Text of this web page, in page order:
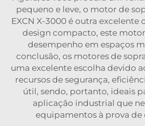
pequeno e leve, o motor de
EXCN X-3000 é outra excelente
design compacto, este
desempenho em espaços
conclusão, os motores de
uma excelente escolha devido
recursos de segurança,
útil, sendo, portanto, ideais
aplicação industrial que
equipamentos à prova de